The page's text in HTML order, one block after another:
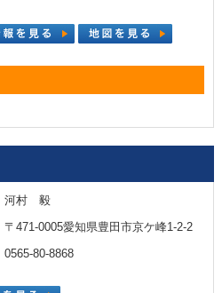
村 毅
471-0005愛知県豊田市京ケ峰1-2-2
80-8868